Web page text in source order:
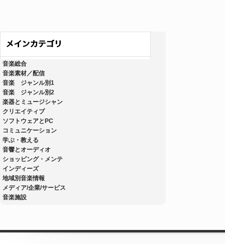
音楽総合
音楽素材／配信
音楽 ジャンル別1
音楽 ジャンル別2
楽器とミュージシャン
クリエイティブ
ソフトウェアとPC
コミュニケーション
学ぶ・教える
音響とオーディオ
ショッピング・メンテ
インディーズ
地域別音楽情報
メディア/企業/サービス
音楽施設